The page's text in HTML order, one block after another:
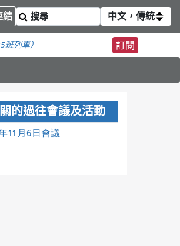
結 中文，傳統
班列車） 訂閱
的過往會議及活動
11月6日會議